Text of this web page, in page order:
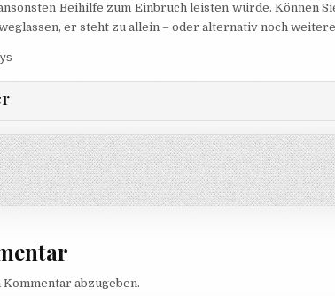
Beihilfe zum Einbruch leisten würde. Können
er steht zu allein – oder alternativ noch
Kommentar abzugeben.